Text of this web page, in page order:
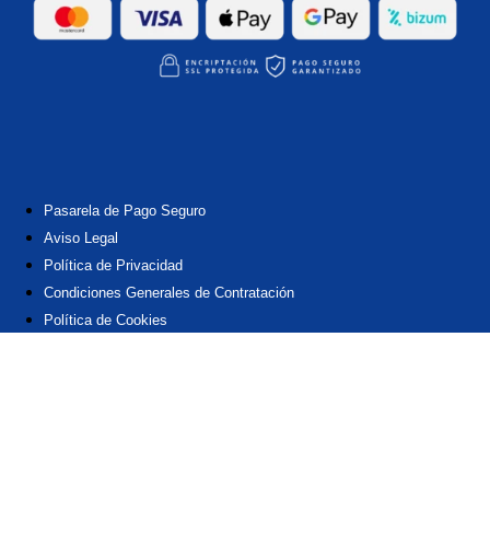
Pasarela de Pago Seguro
Aviso Legal
Política de Privacidad
Condiciones Generales de Contratación
Política de Cookies